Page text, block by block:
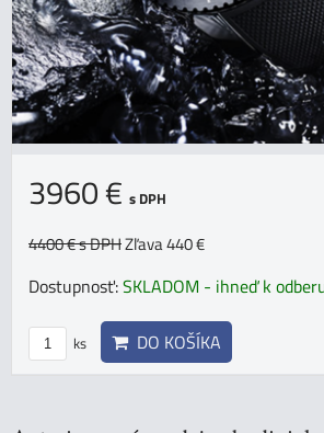
3960 € s DPH
4400 €s DPHZľava 440 €
Dostupnosť:SKLADOM - ihneď k
ks DO KOŠÍKA